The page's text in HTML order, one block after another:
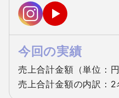
今回の実績
売上合計金額（単位：
売上合計金額の内訳：2